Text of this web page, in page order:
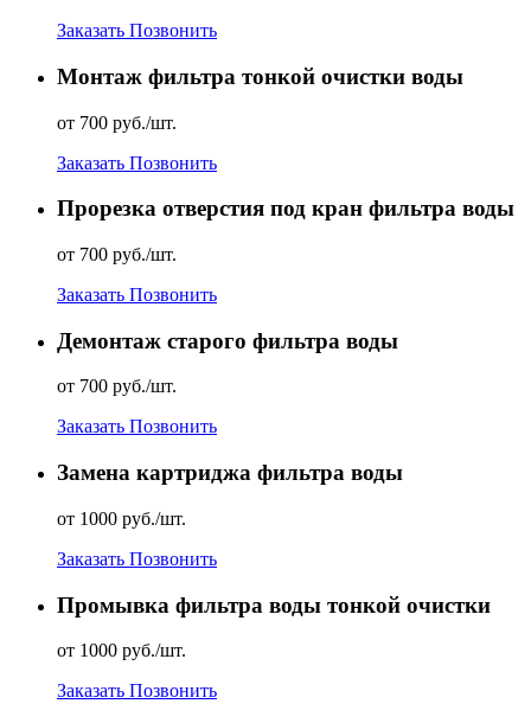
Заказать Позвонить
Монтаж фильтра тонкой очистки воды
от 700 руб./шт.
Заказать Позвонить
Прорезка отверстия под кран фильтра воды
от 700 руб./шт.
Заказать Позвонить
Демонтаж старого фильтра воды
от 700 руб./шт.
Заказать Позвонить
Замена картриджа фильтра воды
от 1000 руб./шт.
Заказать Позвонить
Промывка фильтра воды тонкой очистки
от 1000 руб./шт.
Заказать Позвонить